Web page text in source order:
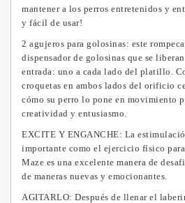
mantener a los perros entretenidos y
y fácil de usar!
2 agujeros para golosinas: este
dispensador de golosinas que se
entrada: uno a cada lado del platillo.
croquetas en ambos lados del orificio
cómo su perro lo pone en movimiento
creatividad y entusiasmo.
EXCITE Y ENGANCHE: La
importante como el ejercicio físico
Maze es una excelente manera de
de maneras nuevas y emocionantes.
AGITARLO: Después de llenar el